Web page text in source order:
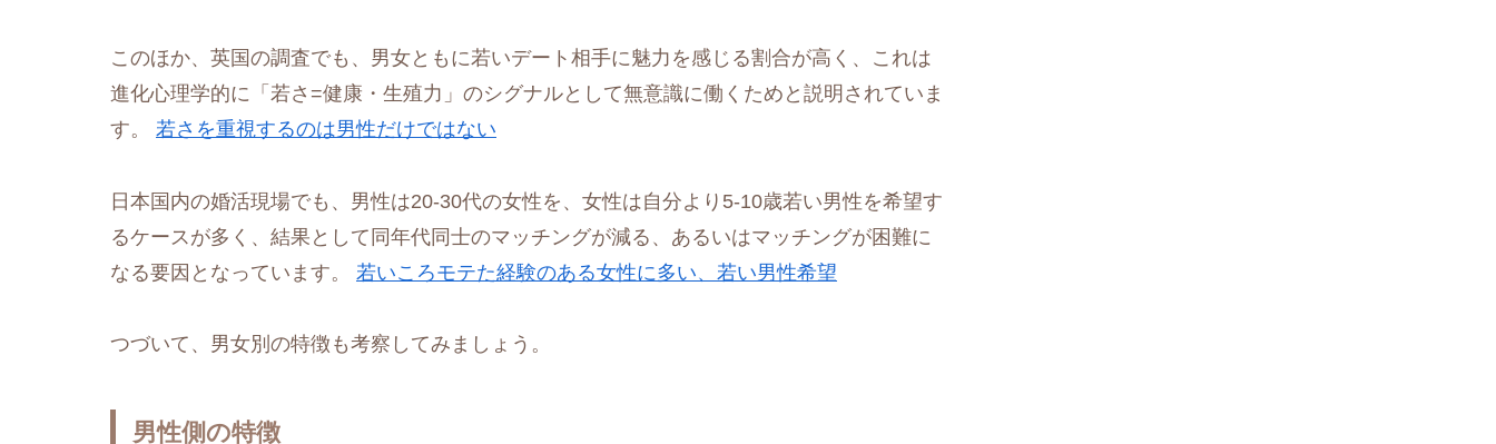
このほか、英国の調査でも、男女ともに若いデート相手に魅力を感じる割合が高く、これは
進化心理学的に「若さ=健康・生殖力」のシグナルとして無意識に働くためと説明されていま
す。 若さを重視するのは男性だけではない
日本国内の婚活現場でも、男性は20-30代の女性を、女性は自分より5-10歳若い男性を希望す
るケースが多く、結果として同年代同士のマッチングが減る、あるいはマッチングが困難に
なる要因となっています。 若いころモテた経験のある女性に多い、若い男性希望
つづいて、男女別の特徴も考察してみましょう。
男性側の特徴